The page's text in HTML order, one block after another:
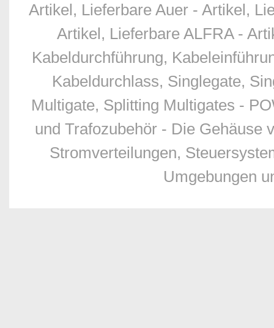
Artikel, Lieferbare Auer - Artikel,
Artikel, Lieferbare ALFRA -
Kabeldurchführung,
Kabeldurchlass, Singlegate,
Multigate, Splitting Multigates -
und Trafozubehör - Die Gehäuse
Stromverteilungen,
Umgebungen